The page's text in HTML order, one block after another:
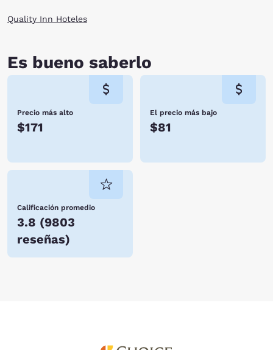
Quality Inn Hoteles
Es bueno saberlo
Precio más alto
$171
El precio más bajo
$81
Calificación promedio
3.8 (9803
reseñas)